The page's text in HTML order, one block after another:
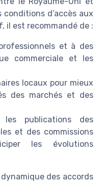
conditions d’accès aux
il est recommandé de :
et à des
commerciale et les
locaux pour mieux
des marchés et des
les publications des
et des commissions
les évolutions
des accords